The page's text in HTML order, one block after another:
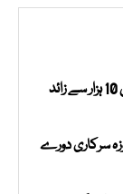
پشاور بورڈ: میٹرک امتحانات میں اسلامیات میں 10 ہزار سے زائد
سرکاری دورے